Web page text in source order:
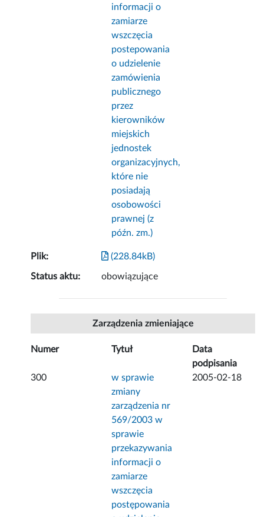
informacji o
zamiarze
wszczęcia
postepowania
o udzielenie
zamówienia
publicznego
przez
kierowników
miejskich
jednostek
organizacyjnych,
które nie
posiadają
osobowości
prawnej (z
późn. zm.)
Plik: (228.84kB)
Status aktu: obowiązujące
Zarządzenia zmieniające
Numer Tytuł
Data
podpisania
300
w sprawie
zmiany
zarządzenia nr
569/2003 w
sprawie
przekazywania
informacji o
zamiarze
wszczęcia
postępowania
2005-02-18